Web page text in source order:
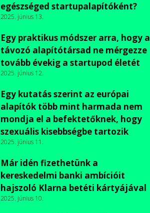
egészséged startupalapítóként?
2025. június 13.
Egy praktikus módszer arra, hogy a
távozó alapítótársad ne mérgezze
tovább évekig a startupod életét
2025. június 12.
Egy kutatás szerint az európai
alapítók több mint harmada nem
mondja el a befektetőknek, hogy
szexuális kisebbségbe tartozik
2025. június 11.
Már idén fizethetünk a
kereskedelmi banki ambícióit
hajszoló Klarna betéti kártyájával
2025. június 10.